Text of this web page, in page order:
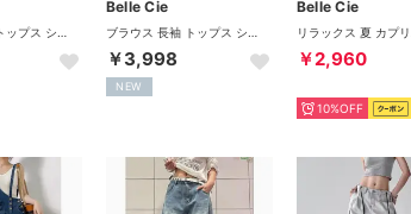
Belle Cie
￥3,998
NEW
Belle Cie
￥2,960
10%OFF